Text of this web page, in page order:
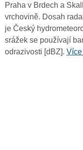
Praha v Brdech a
vrchovině. Dosah
je Český
srážek se používají
odrazivosti [dBZ].